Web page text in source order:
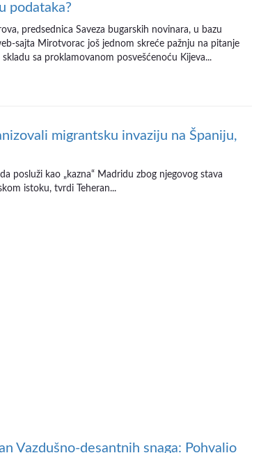
podataka?
predsednica Saveza bugarskih novinara, u bazu
sajta Mirotvorac još jednom skreće pažnju na pitanje
sa proklamovanom posvešćenoću Kijeva...
migrantsku invaziju na Španiju,
posluži kao „kazna“ Madridu zbog njegovog stava
istoku, tvrdi Teheran...
Vazdušno-desantnih snaga: Pohvalio